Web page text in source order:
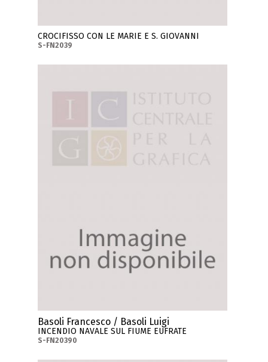
CROCIFISSO CON LE MARIE E S. GIOVANNI
S-FN2039
Basoli Francesco / Basoli Luigi
INCENDIO NAVALE SUL FIUME EUFRATE
S-FN20390